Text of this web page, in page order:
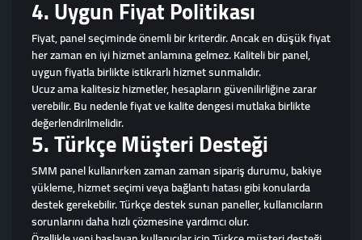
4. Uygun Fiyat Politikası
Fiyat, panel seçiminde önemli bir kriterdir. Ancak en düşük fiyat
her zaman en iyi hizmet anlamına gelmez. Kaliteli bir panel,
uygun fiyatla birlikte istikrarlı hizmet sunmalıdır.
Ucuz ama kalitesiz hizmetler, hesapların güvenilirliğine zarar
verebilir. Bu nedenle fiyat ve kalite dengesi mutlaka birlikte
değerlendirilmelidir.
5. Türkçe Müşteri Desteği
SMM panel kullanırken zaman zaman sipariş durumu, bakiye
yükleme, hizmet seçimi veya bağlantı hatası gibi konularda
destek gerekebilir. Türkçe destek sunan paneller, kullanıcıların
sorunlarını daha hızlı çözmesine yardımcı olur.